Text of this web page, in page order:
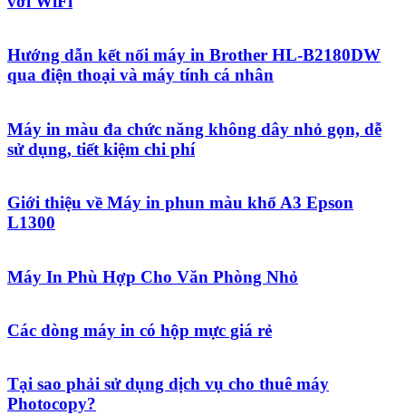
Hướng dẫn kết nối máy in Brother HL-B2180DW
qua điện thoại và máy tính cá nhân
Máy in màu đa chức năng không dây nhỏ gọn, dễ
sử dụng, tiết kiệm chi phí
Giới thiệu về Máy in phun màu khổ A3 Epson
L1300
Máy In Phù Hợp Cho Văn Phòng Nhỏ
Các dòng máy in có hộp mực giá rẻ
Tại sao phải sử dụng dịch vụ cho thuê máy
Photocopy?